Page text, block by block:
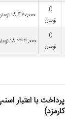
0
تومان
۱۸,۴۷۰,۰۰۰
0
تومان
۱۸,۲۳۳,۰۰۰
کارمزد)